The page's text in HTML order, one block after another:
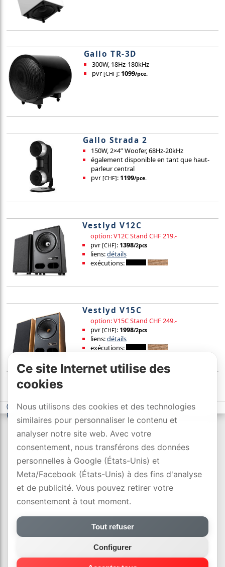
Gallo TR-3D
300W, 18Hz-180kHz
pvr [CHF]: 1099/pce.
Gallo Strada 2
150W, 2×4” Woofer, 68Hz-20kHz
également disponible en tant que haut-
parleur central
pvr [CHF]: 1199/pce.
Vestlyd V12C
option: V12C Stand CHF 219.-
pvr [CHF]: 1398/2pcs
liens:détails
exécutions:
Vestlyd V15C
option: V15C Stand CHF 249.-
pvr [CHF]: 1998/2pcs
liens:détails
exécutions:
(c) DYNAVOX electronics AG -déclaration de confidentialité-
Paramètres des cookies
Ce site Internet utilise des
cookies
Nous utilisons des cookies et des technologies
similaires pour personnaliser le contenu et
analyser notre site web. Avec votre
consentement, nous transférons des données
personnelles à Google (États-Unis) et
Meta/Facebook (États-Unis) à des fins d'analyse
et de publicité. Vous pouvez retirer votre
consentement à tout moment.
Tout refuser
Configurer